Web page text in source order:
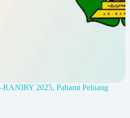
2025, Pahami Peluang